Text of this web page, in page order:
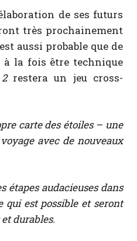
de ses futurs
très prochainement
aussi probable que de
à la fois être technique
restera un jeu cross-
carte des étoiles – une
avec de nouveaux
audacieuses dans
qui est possible et seront
durables.